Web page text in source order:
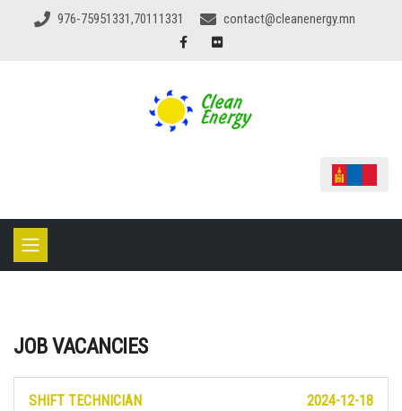
976-75951331,70111331 contact@cleanenergy.mn
JOB VACANCIES
SHIFT TECHNICIAN 2024-12-18